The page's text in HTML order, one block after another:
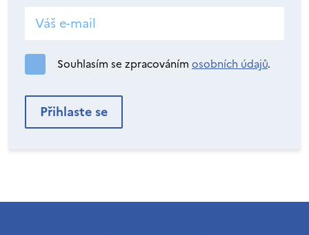
Souhlasím se zpracováním osobních údajů.